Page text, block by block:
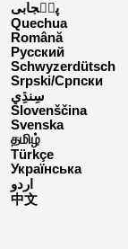
پن٘جابی
Quechua
Română
Русский
Schwyzerdütsch
Srpski/Српски
Slovenščina
Svenska
தமிழ்
Türkçe
Українська
اردو
中文